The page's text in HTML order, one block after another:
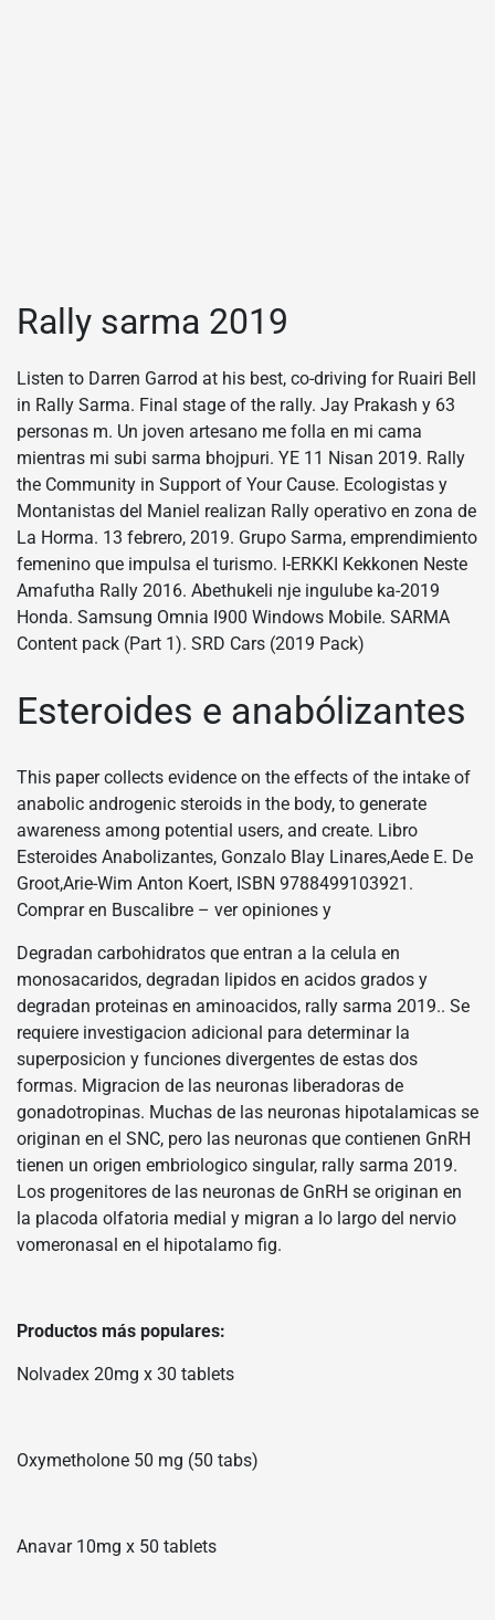
Rally sarma 2019
Listen to Darren Garrod at his best, co-driving for Ruairi Bell
in Rally Sarma. Final stage of the rally. Jay Prakash y 63
personas m. Un joven artesano me folla en mi cama
mientras mi subi sarma bhojpuri. YE 11 Nisan 2019. Rally
the Community in Support of Your Cause. Ecologistas y
Montanistas del Maniel realizan Rally operativo en zona de
La Horma. 13 febrero, 2019. Grupo Sarma, emprendimiento
femenino que impulsa el turismo. I-ERKKI Kekkonen Neste
Amafutha Rally 2016. Abethukeli nje ingulube ka-2019
Honda. Samsung Omnia I900 Windows Mobile. SARMA
Content pack (Part 1). SRD Cars (2019 Pack)
Esteroides e anabólizantes
This paper collects evidence on the effects of the intake of
anabolic androgenic steroids in the body, to generate
awareness among potential users, and create. Libro
Esteroides Anabolizantes, Gonzalo Blay Linares,Aede E. De
Groot,Arie-Wim Anton Koert, ISBN 9788499103921.
Comprar en Buscalibre – ver opiniones y
Degradan carbohidratos que entran a la celula en
monosacaridos, degradan lipidos en acidos grados y
degradan proteinas en aminoacidos, rally sarma 2019.. Se
requiere investigacion adicional para determinar la
superposicion y funciones divergentes de estas dos
formas. Migracion de las neuronas liberadoras de
gonadotropinas. Muchas de las neuronas hipotalamicas se
originan en el SNC, pero las neuronas que contienen GnRH
tienen un origen embriologico singular, rally sarma 2019.
Los progenitores de las neuronas de GnRH se originan en
la placoda olfatoria medial y migran a lo largo del nervio
vomeronasal en el hipotalamo fig.
Productos más populares:
Nolvadex 20mg x 30 tablets
Oxymetholone 50 mg (50 tabs)
Anavar 10mg x 50 tablets